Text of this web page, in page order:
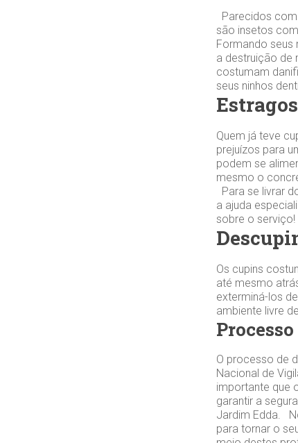
Parecidos
são insetos
Formando seus
a destruição de
costumam
seus ninhos
Quem já teve
prejuízos para
podem se
mesmo o
Para se livrar
a ajuda
sobre o serviço!
Os cupins
até mesmo
exterminá-los
ambiente livre
O processo de
Nacional de
importante que
garantir a
Jardim Edda.
para tornar o